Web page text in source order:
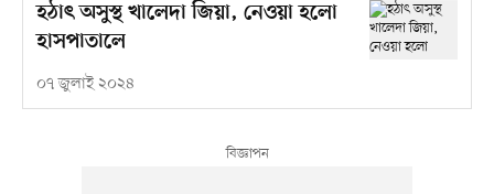
হঠাৎ অসুস্থ খালেদা জিয়া, নেওয়া হলো
হাসপাতালে
০৭ জুলাই ২০২৪